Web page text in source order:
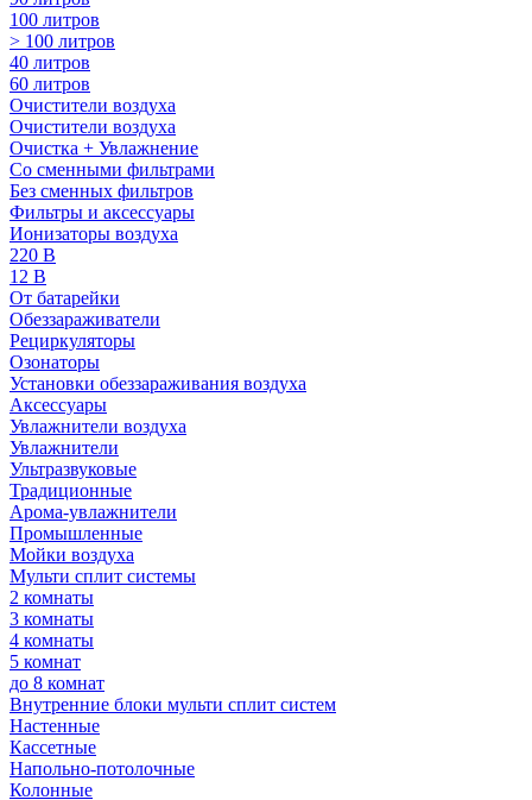
100 литров
> 100 литров
40 литров
60 литров
Очистители воздуха
Очистители воздуха
Очистка + Увлажнение
Cо сменными фильтрами
Без сменных фильтров
Фильтры и аксессуары
Ионизаторы воздуха
220 В
12 В
От батарейки
Обеззараживатели
Рециркуляторы
Озонаторы
Установки обеззараживания воздуха
Аксессуары
Увлажнители воздуха
Увлажнители
Ультразвуковые
Традиционные
Арома-увлажнители
Промышленные
Мойки воздуха
Мульти сплит системы
2 комнаты
3 комнаты
4 комнаты
5 комнат
до 8 комнат
Внутренние блоки мульти сплит систем
Настенные
Кассетные
Напольно-потолочные
Колонные